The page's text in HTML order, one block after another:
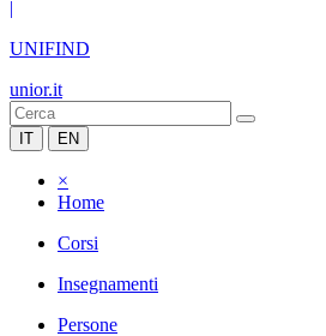
|
UNIFIND
unior.it
IT EN
×
Home
Corsi
Insegnamenti
Persone